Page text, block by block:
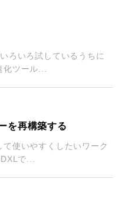
ろいろ試しているうちに
ツール...
を再構築する
使いやすくしたいワーク
で...